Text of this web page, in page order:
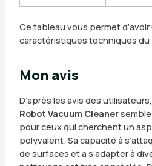
Ce tableau vous permet
caractéristiques techniques
Mon avis
D’après les avis des
Robot Vacuum Cleaner
pour ceux qui cherchent un
polyvalent. Sa capacité à
de surfaces et à s’adapter à